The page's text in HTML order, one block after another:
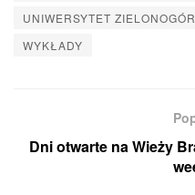
UNIWERSYTET
WYKŁADY
Dni otwarte na Wieży